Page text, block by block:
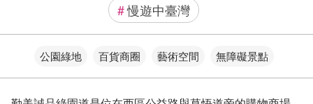
#慢遊中臺灣
公園綠地 百貨商圈 藝術空間 無障礙景點